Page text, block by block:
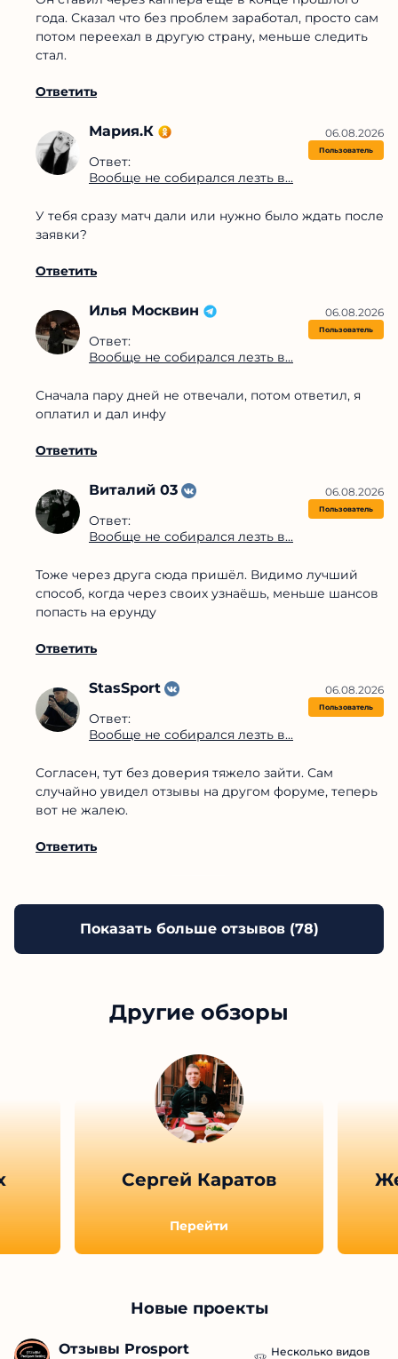
года. Сказал что без проблем заработал, просто сам
потом переехал в другую страну, меньше следить
стал.
Ответить
Мария.К
Пользователь
Ответ:
Вообще не собирался лезть в...
06.08.2026
У тебя сразу матч дали или нужно было ждать после
заявки?
Ответить
Илья Москвин
Пользователь
Ответ:
Вообще не собирался лезть в...
06.08.2026
Сначала пару дней не отвечали, потом ответил, я
оплатил и дал инфу
Ответить
Виталий 03
Пользователь
Ответ:
Вообще не собирался лезть в...
06.08.2026
Тоже через друга сюда пришёл. Видимо лучший
способ, когда через своих узнаёшь, меньше шансов
попасть на ерунду
Ответить
StasSport
Пользователь
Ответ:
Вообще не собирался лезть в...
06.08.2026
Согласен, тут без доверия тяжело зайти. Сам
случайно увидел отзывы на другом форуме, теперь
вот не жалею.
Ответить
Показать больше отзывов (78)
Другие обзоры
Сергей Каратов
Перейти
Новые проекты
Отзывы Prosport
Несколько видов